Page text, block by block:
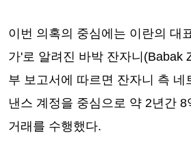
이번 의혹의 중심에는 이란의 대
가'로 알려진 바박 잔자니(Babak
부 보고서에 따르면 잔자니 측 네
낸스 계정을 중심으로 약 2년간 8
거래를 수행했다.